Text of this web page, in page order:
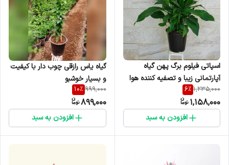
اسپاتی فیلوم برگ پهن گیاه
آپارتمانی زیبا و تصفیه کننده هوا
1,235,000
6%
1,158,000
افزودن به سبد
گیاه یاس رازقی چوب دار با کیفیت
و بسیار خوشبو
999,000
10%
899,000
افزودن به سبد